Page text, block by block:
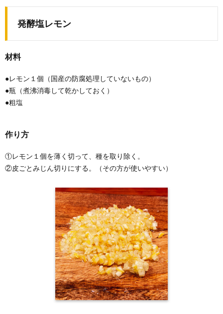
発酵塩レモン
材料
●レモン１個（国産の防腐処理していないもの）
●瓶（煮沸消毒して乾かしておく）
●粗塩
作り方
①レモン１個を薄く切って、種を取り除く。
②皮ごとみじん切りにする。（その方が使いやすい）